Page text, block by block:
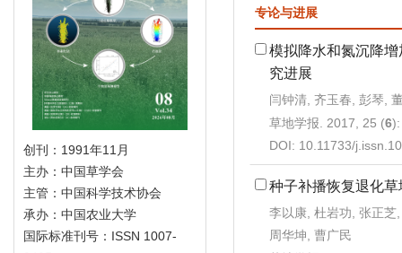
专论与进展
模拟降水和氮沉降
究进展
闫钟清, 齐玉春, 彭琴,
草地学报. 2017, 25 (6
DOI: 10.11733/
种子补播恢复退化
李以康, 杜岩功, 张正芝
周华坤, 曹广民
创刊：1991年11月
主办：中国草学会
主管：中国科学技术协会
承办：中国农业大学
国际标准刊号：ISSN 1007-